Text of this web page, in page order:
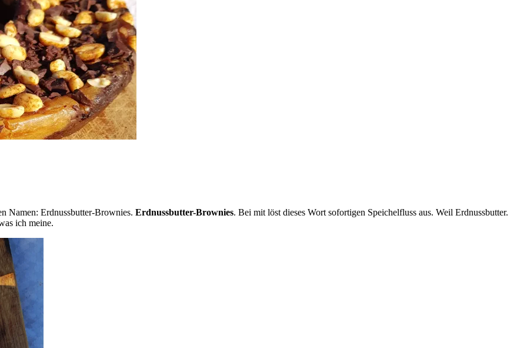
Namen: Erdnussbutter-Brownies. Erdnussbutter-Brownies. Bei mit löst dieses Wort sofortigen Speichelfluss aus. Weil Erdnussbutter.
ich meine.